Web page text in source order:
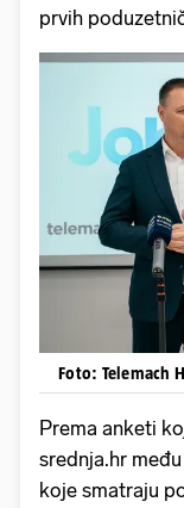
prvih
Foto: Telemach
Prema anketi
srednja.hr
koje smatraju